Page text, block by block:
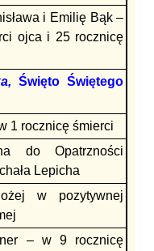
i Emilię Bąk –
ojca i 25 rocznicę
Święto Świętego
1 rocznicę śmierci
do Opatrzności
Lepicha
w pozytywnej
– w 9 rocznicę